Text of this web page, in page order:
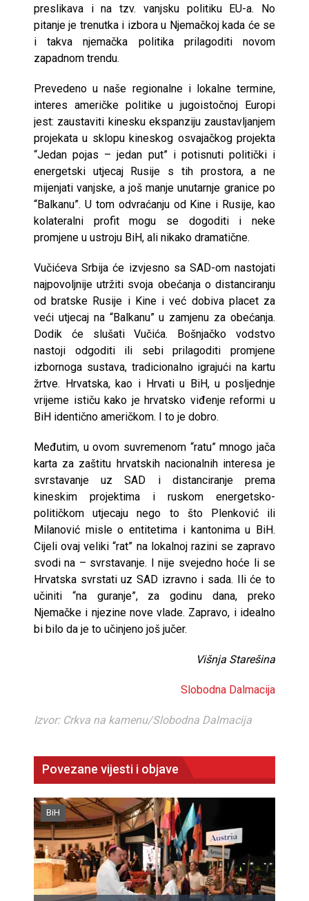
preslikava i na tzv. vanjsku politiku EU-a. No
pitanje je trenutka i izbora u Njemačkoj kada će se
i takva njemačka politika prilagoditi novom
zapadnom trendu.
Prevedeno u naše regionalne i lokalne termine,
interes američke politike u jugoistočnoj Europi
jest: zaustaviti kinesku ekspanziju zaustavljanjem
projekata u sklopu kineskog osvajačkog projekta
“Jedan pojas – jedan put” i potisnuti politički i
energetski utjecaj Rusije s tih prostora, a ne
mijenjati vanjske, a još manje unutarnje granice po
“Balkanu”. U tom odvraćanju od Kine i Rusije, kao
kolateralni profit mogu se dogoditi i neke
promjene u ustroju BiH, ali nikako dramatične.
Vučićeva Srbija će izvjesno sa SAD-om nastojati
najpovoljnije utržiti svoja obećanja o distanciranju
od bratske Rusije i Kine i već dobiva placet za
veći utjecaj na “Balkanu” u zamjenu za obećanja.
Dodik će slušati Vučića. Bošnjačko vodstvo
nastoji odgoditi ili sebi prilagoditi promjene
izbornoga sustava, tradicionalno igrajući na kartu
žrtve. Hrvatska, kao i Hrvati u BiH, u posljednje
vrijeme ističu kako je hrvatsko viđenje reformi u
BiH identično američkom. I to je dobro.
Međutim, u ovom suvremenom “ratu” mnogo jača
karta za zaštitu hrvatskih nacionalnih interesa je
svrstavanje uz SAD i distanciranje prema
kineskim projektima i ruskom energetsko-
političkom utjecaju nego to što Plenković ili
Milanović misle o entitetima i kantonima u BiH.
Cijeli ovaj veliki “rat” na lokalnoj razini se zapravo
svodi na – svrstavanje. I nije svejedno hoće li se
Hrvatska svrstati uz SAD izravno i sada. Ili će to
učiniti “na guranje”, za godinu dana, preko
Njemačke i njezine nove vlade. Zapravo, i idealno
bi bilo da je to učinjeno još jučer.
Višnja Starešina
Slobodna Dalmacija
Izvor: Crkva na kamenu/Slobodna Dalmacija
Povezane vijesti i objave
BiH